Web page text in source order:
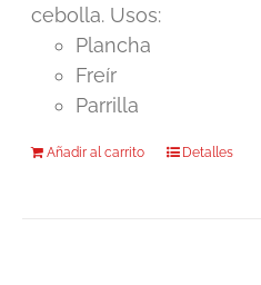
cebolla. Usos:
Plancha
Freír
Parrilla
Añadir al carrito Detalles